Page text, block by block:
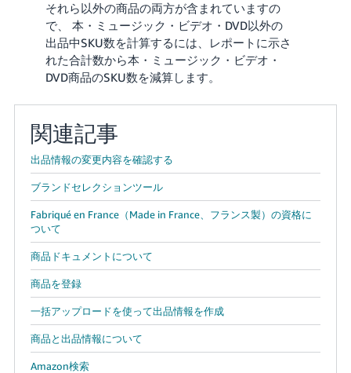
それら以外の商品の両方が含まれていますの
で、 本・ミュージック・ビデオ・DVD以外の
出品中SKU数を計算するには、レポートに示さ
れた合計数から本・ミュージック・ビデオ・
DVD商品のSKU数を減算します。
関連記事
出品情報の変更内容を確認する
ブランドセレクションツール
Fabriqué en France（Made in France、フランス製）の資格に
ついて
商品ドキュメントについて
商品を登録
一括アップロードを使って出品情報を作成
商品と出品情報について
Amazon検索